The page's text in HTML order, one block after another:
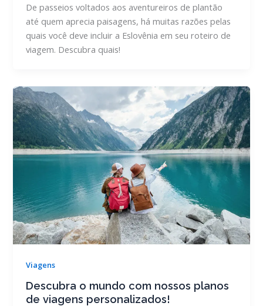
De passeios voltados aos aventureiros de plantão
até quem aprecia paisagens, há muitas razões pelas
quais você deve incluir a Eslovênia em seu roteiro de
viagem. Descubra quais!
Viagens
Descubra o mundo com nossos planos
de viagens personalizados!